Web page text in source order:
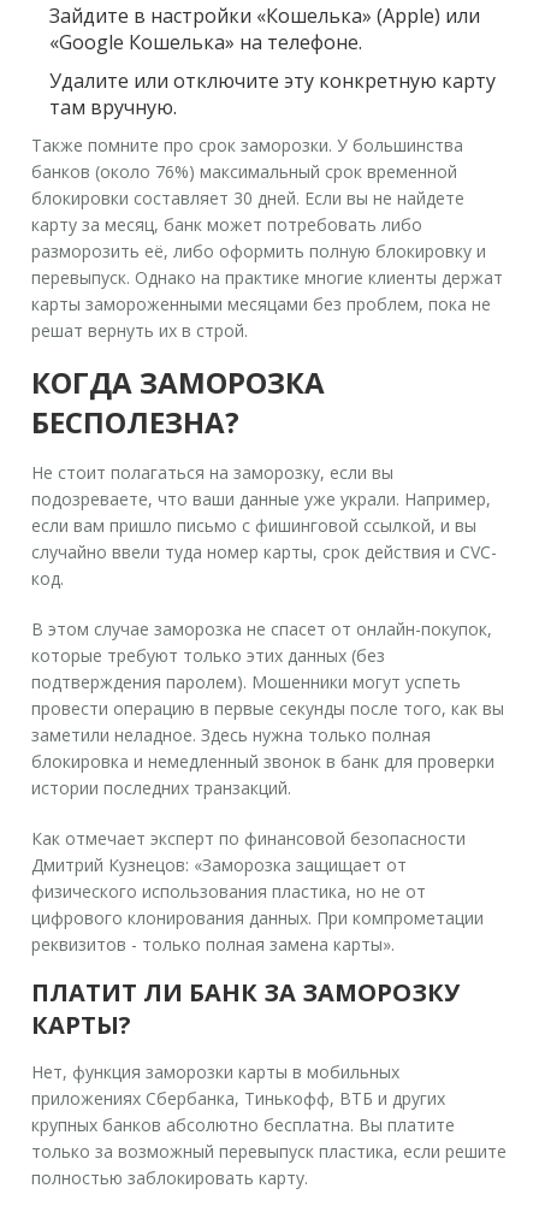
Зайдите в настройки «Кошелька» (Apple) или
«Google Кошелька» на телефоне.
Удалите или отключите эту конкретную карту
там вручную.
Также помните про срок заморозки. У большинства
банков (около 76%) максимальный срок временной
блокировки составляет 30 дней. Если вы не найдете
карту за месяц, банк может потребовать либо
разморозить её, либо оформить полную блокировку и
перевыпуск. Однако на практике многие клиенты держат
карты замороженными месяцами без проблем, пока не
решат вернуть их в строй.
КОГДА ЗАМОРОЗКА
БЕСПОЛЕЗНА?
Не стоит полагаться на заморозку, если вы
подозреваете, что ваши данные уже украли. Например,
если вам пришло письмо с фишинговой ссылкой, и вы
случайно ввели туда номер карты, срок действия и CVC-
код.
В этом случае заморозка не спасет от онлайн-покупок,
которые требуют только этих данных (без
подтверждения паролем). Мошенники могут успеть
провести операцию в первые секунды после того, как вы
заметили неладное. Здесь нужна только полная
блокировка и немедленный звонок в банк для проверки
истории последних транзакций.
Как отмечает эксперт по финансовой безопасности
Дмитрий Кузнецов: «Заморозка защищает от
физического использования пластика, но не от
цифрового клонирования данных. При компрометации
реквизитов - только полная замена карты».
ПЛАТИТ ЛИ БАНК ЗА ЗАМОРОЗКУ
КАРТЫ?
Нет, функция заморозки карты в мобильных
приложениях Сбербанка, Тинькофф, ВТБ и других
крупных банков абсолютно бесплатна. Вы платите
только за возможный перевыпуск пластика, если решите
полностью заблокировать карту.